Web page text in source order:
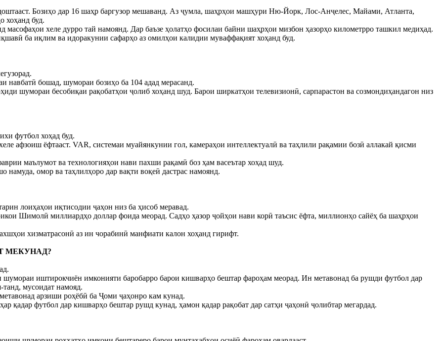
Бозиҳо дар 16 шаҳр баргузор мешаванд. Аз ҷумла, шаҳрҳои машҳури Ню-Йорк, Лос-Анҷелес, Майами, Атланта,
хоҳанд буд.
хеле дурро тай намоянд. Дар баъзе ҳолатҳо фосилаи байни шаҳрҳои мизбон ҳазорҳо километрро ташкил медиҳад.
ба иқлим ва идоракунии сафарҳо аз омилҳои калидии муваффақият хоҳанд буд.
навбатӣ бошад, шумораи бозиҳо ба 104 адад мерасанд.
шумораи бесобиқаи рақобатҳои ҷолиб хоҳанд шуд. Барои ширкатҳои телевизионӣ, сарпарастон ва созмондиҳандагон низ
футбол хоҳад буд.
афзоиш ёфтааст. VAR, системаи муайянкунии гол, камераҳои интеллектуалӣ ва таҳлили рақамии бозӣ аллакай қисми
маълумот ва технологияҳои нави пахши рақамӣ боз ҳам васеътар хоҳад шуд.
омор ва таҳлилҳоро дар вақти воқеӣ дастрас намоянд.
лоиҳаҳои иқтисодии ҷаҳон низ ба ҳисоб меравад.
Шимолӣ миллиардҳо доллар фоида меорад. Садҳо ҳазор ҷойҳои нави корӣ таъсис ёфта, миллионҳо сайёҳ ба шаҳрҳои
хизматрасонӣ аз ин чорабинӣ манфиати калон хоҳанд гирифт.
МЕКУНАД?
иштирокчиён имконияти баробарро барои кишварҳо бештар фароҳам меорад. Ин метавонад ба рушди футбол дар
мусоидат намояд.
арзиши роҳёбӣ ба Ҷоми ҷаҳонро кам кунад.
қадар футбол дар кишварҳо бештар рушд кунад, ҳамон қадар рақобат дар сатҳи ҷаҳонӣ ҷолибтар мегардад.